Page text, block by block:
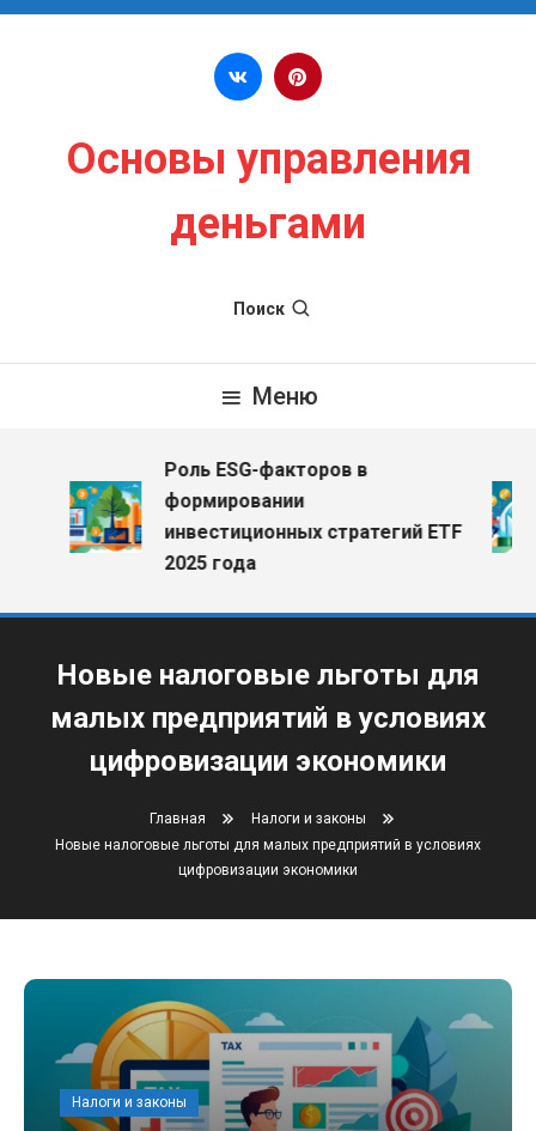
Перейти к содержимому
Основы управления
деньгами
Поиск
Меню
Роль ESG-факторов в
формировании
инвестиционных стратегий ETF
2025 года
Новые налоговые льготы для
малых предприятий в условиях
цифровизации экономики
Главная
Налоги и законы
Новые налоговые льготы для малых предприятий в условиях
цифровизации экономики
Налоги и законы